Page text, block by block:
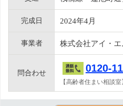
完成日 2024年4月
事業者 株式会社アイ・
問合わせ 0120-
【高齢者住まい相談室